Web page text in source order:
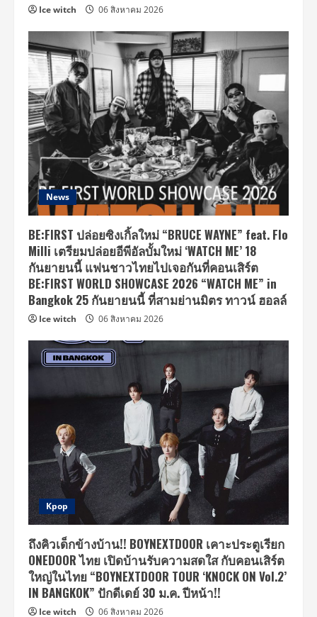
Ice witch 06 สิงหาคม 2026
News
BE:FIRST ปล่อยซิงเกิ้ลใหม่ “BRUCE WAYNE” feat. Flo
Milli เตรียมปล่อยอีพีอัลบั้มใหม่ ‘WATCH ME’ 18
กันยายนนี้ แฟนชาวไทยไปเจอกันที่คอนเสิร์ต
BE:FIRST WORLD SHOWCASE 2026 “WATCH ME” in
Bangkok 25 กันยายนนี้ ที่สามย่านมิตร ทาวน์ ฮอลล์
Ice witch 06 สิงหาคม 2026
Kpop
ถึงคิวเด็กข้างบ้าน!! BOYNEXTDOOR เคาะประตูเรียก
ONEDOOR ไทย เปิดบ้านรับความสดใส กับคอนเสิร์ต
ใหญ่ในไทย “BOYNEXTDOOR TOUR ‘KNOCK ON Vol.2’
IN BANGKOK” ปักดีเดย์ 30 ม.ค. ปีหน้า!!
Ice witch 06 สิงหาคม 2026